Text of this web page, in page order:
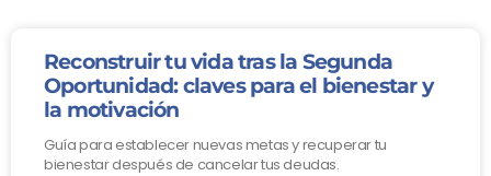
Reconstruir tu vida tras la Segunda
Oportunidad: claves para el bienestar y
la motivación
Guía para establecer nuevas metas y recuperar tu
bienestar después de cancelar tus deudas.